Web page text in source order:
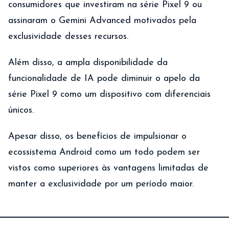
consumidores que investiram na série Pixel 9 ou
assinaram o Gemini Advanced motivados pela
exclusividade desses recursos.
Além disso, a ampla disponibilidade da
funcionalidade de IA pode diminuir o apelo da
série Pixel 9 como um dispositivo com diferenciais
únicos.
Apesar disso, os benefícios de impulsionar o
ecossistema Android como um todo podem ser
vistos como superiores às vantagens limitadas de
manter a exclusividade por um período maior.